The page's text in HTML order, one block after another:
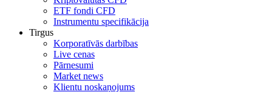
ETF fondi CFD
Instrumentu specifikācija
Tirgus
Korporatīvās darbības
Live cenas
Pārnesumi
Market news
Klientu noskaņojums